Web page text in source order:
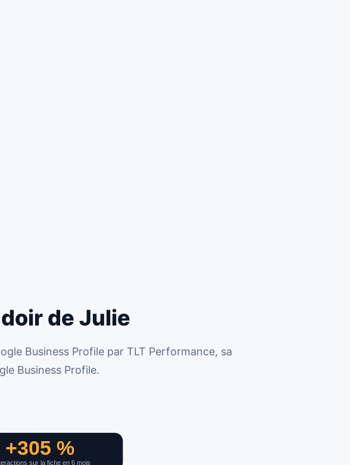
de Julie
Business Profile par TLT Performance, sa
Business Profile.